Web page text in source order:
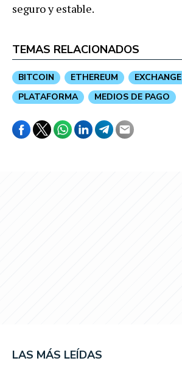
seguro y estable.
TEMAS RELACIONADOS
BITCOIN ETHEREUM
EXCHANGE
PLATAFORMA
MEDIOS DE PAGO
LAS MÁS LEÍDAS